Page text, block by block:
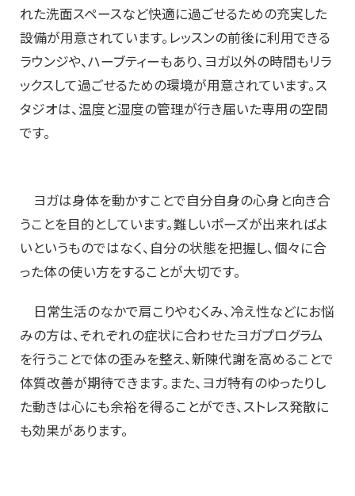
れた洗面スペースなど快適に過ごせるための充実した
設備が用意されています。レッスンの前後に利用できる
ラウンジや、ハーブティーもあり、ヨガ以外の時間もリラ
ックスして過ごせるための環境が用意されています。ス
タジオは、温度と湿度の管理が行き届いた専用の空間
です。
ヨガは身体を動かすことで自分自身の心身と向き合
うことを目的としています。難しいポーズが出来ればよ
いというものではなく、自分の状態を把握し、個々に合
った体の使い方をすることが大切です。
日常生活のなかで肩こりやむくみ、冷え性などにお悩
みの方は、それぞれの症状に合わせたヨガプログラム
を行うことで体の歪みを整え、新陳代謝を高めることで
体質改善が期待できます。また、ヨガ特有のゆったりし
た動きは心にも余裕を得ることができ、ストレス発散に
も効果があります。